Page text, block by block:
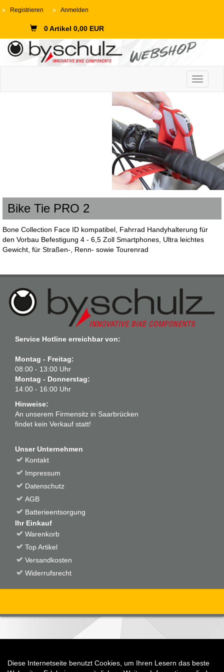
Registrieren Anmelden
0 Artikel 0,00 EUR
Toggle
Bike Tie PRO 2
Bone Collection Face ID kompatibel, Fahrrad Handyhalterung für
den Vorbau Befestigung 4 - 6,5 Zoll Smartphones, Ultra leichtes
Gewicht, für Straßen-, Renn- sowie Tourenrad
Service Hotline erreichbar von:
Montag - Freitag:
08:00 - 13:00 Uhr
Montag - Donnerstag:
14:00 - 16:00 Uhr
Hinweise:
An unserem Firmensitz in Saarbrücken
findet kein Verkauf statt!
Unser Unternehmen
Kontakt
Impressum
Datenschutz
AGB
Batterieentsorgung
Ihr Einkauf
Warenkorb
Top Artikel
Versandkosten
Widerrufsrecht
Diese Internetseite benutzt Cookies, um Ihren Lesern das beste
Auftrag widerrufen